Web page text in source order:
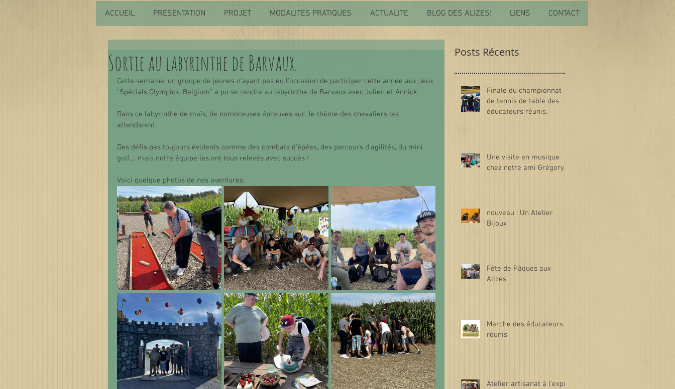
ACCUEIL PRESENTATION PROJET MODALITES PRATIQUES ACTUALITE BLOG DES ALIZES! LIENS CONTACT
Sortie au labyrinthe de Barvaux.
Cette semaine, un groupe de jeunes n'ayant pas eu l'occasion de participer cette année aux Jeux
"Spécials Olympics  Belgium" a pu se rendre au labyrinthe de Barvaux avec Julien et Annick.
Dans ce labyrinthe de maïs, de nombreuses épreuves sur  le thème des chevaliers les
attendaient.
Des défis pas toujours évidents comme des combats d'épées, des parcours d'agilités, du mini
golf,... mais notre équipe les ont tous relevés avec succès !
Voici quelque photos de nos aventures.
Posts Récents
Finale du championnat
de tennis de table des
éducateurs réunis.
Une visite en musique
chez notre ami Grégory.
nouveau : Un Atelier
Bijoux
Fête de Pâques aux
Alizés
Marche des éducateurs
réunis
Atelier artisanat à l'expo